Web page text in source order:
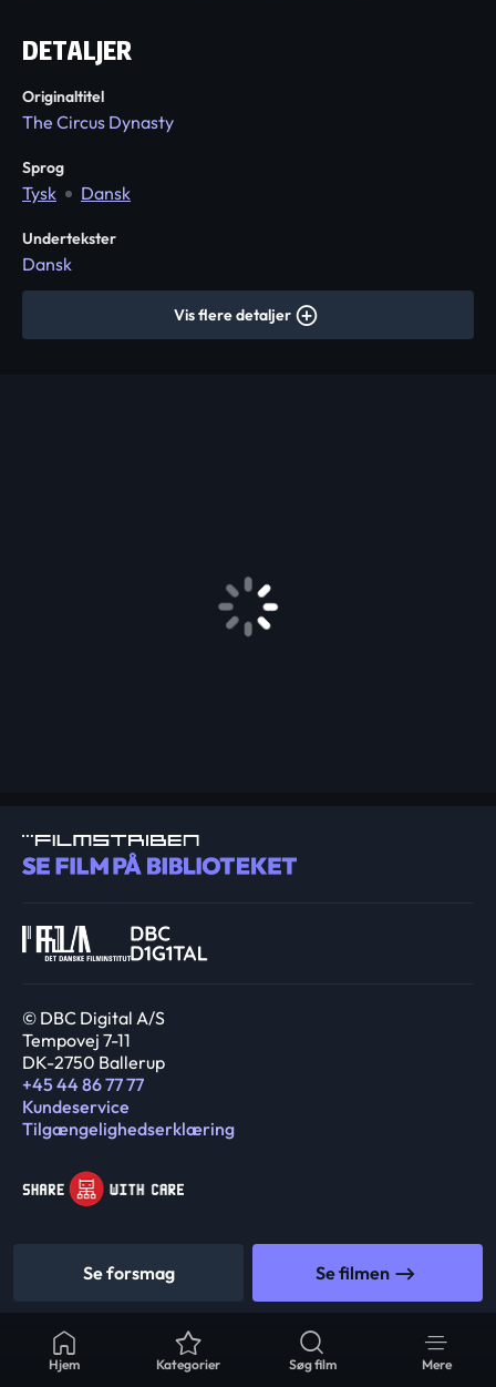
Hjem Kategorier Søg film Mere
Se forsmag Se filmen
DETALJER
Originaltitel
The Circus Dynasty
Sprog
Tysk Dansk
Undertekster
Dansk
Vis flere detaljer
© DBC Digital A/S
Tempovej 7-11
DK-2750 Ballerup
+45 44 86 77 77
Kundeservice
Tilgængelighedserklæring